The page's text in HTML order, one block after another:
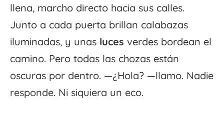
llena, marcho directo hacia sus calles.
Junto a cada puerta brillan calabazas
iluminadas, y unas luces verdes bordean el
camino. Pero todas las chozas están
oscuras por dentro. —¿Hola? —llamo. Nadie
responde. Ni siquiera un eco.